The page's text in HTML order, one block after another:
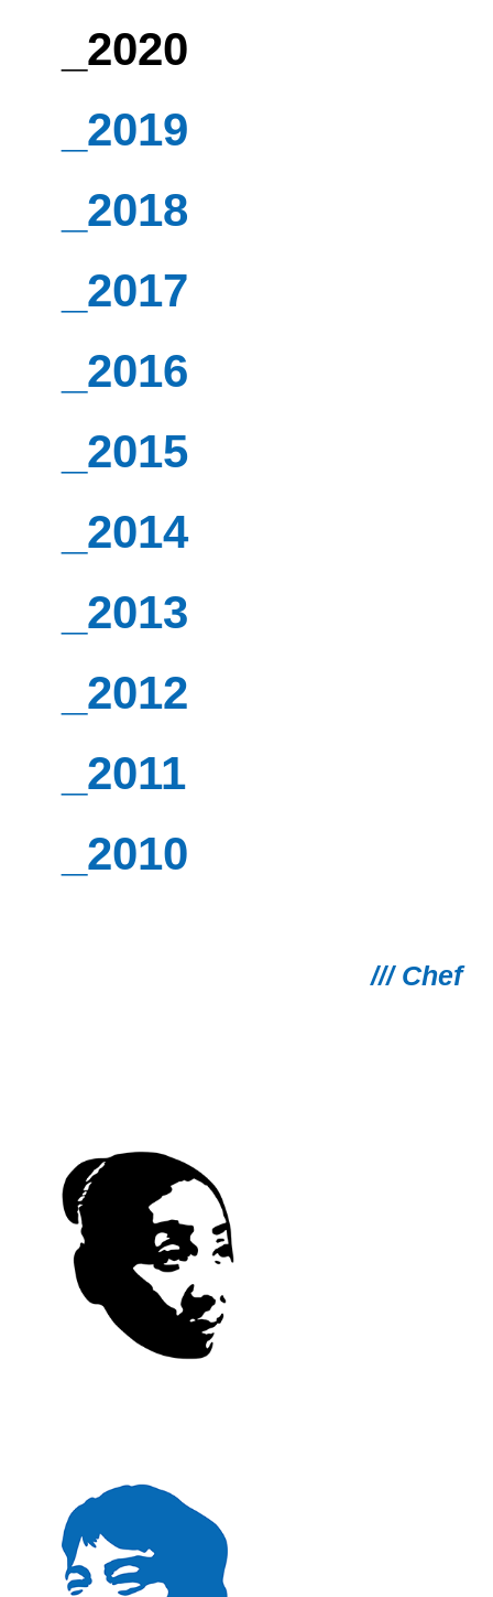
_2020
_2019
_2018
_2017
_2016
_2015
_2014
_2013
_2012
_2011
_2010
/// Chef